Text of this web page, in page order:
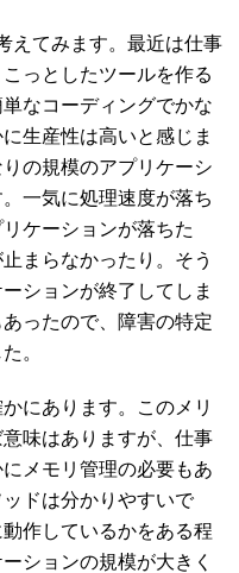
えてみます。最近は仕事
っとしたツールを作る
なコーディングでかな
生産性は高いと感じま
の規模のアプリケーシ
一気に処理速度が落ち
ケーションが落ちた
まらなかったり。そう
ションが終了してしま
ったので、障害の特定
。
にあります。このメリ
味はありますが、仕事
メモリ管理の必要もあ
ドは分かりやすいで
作しているかをある程
ションの規模が大きく